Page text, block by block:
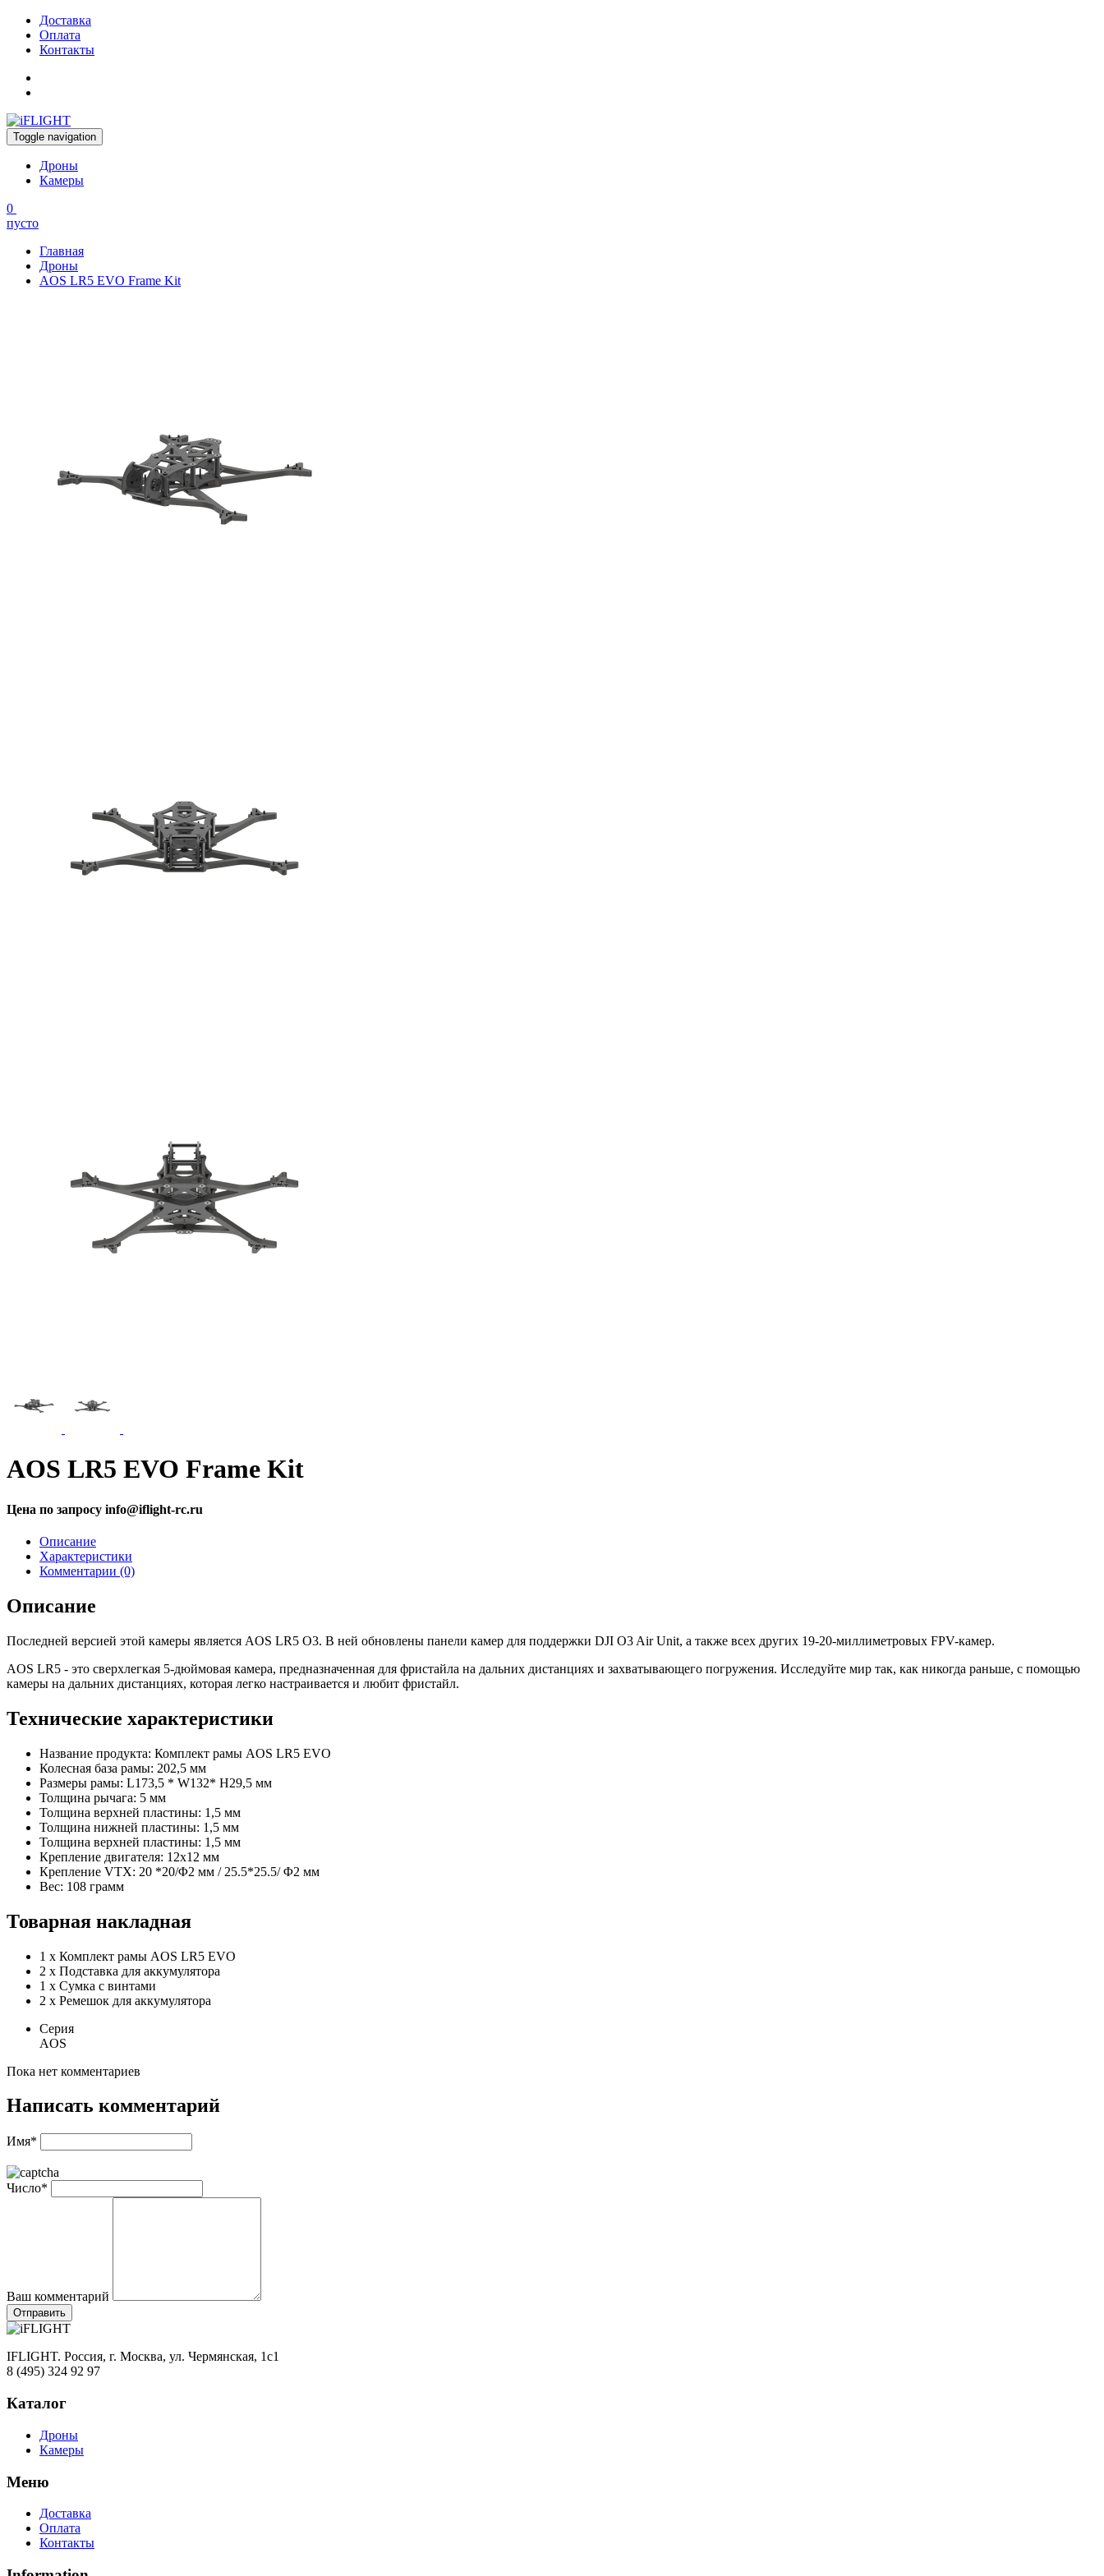
Доставка
Оплата
Контакты
Toggle navigation
Дроны
Камеры
0
пусто
Главная
Дроны
AOS LR5 EVO Frame Kit
AOS LR5 EVO Frame Kit
Цена по запросу info@iflight-rc.ru
Описание
Характеристики
Комментарии (0)
Описание
Последней версией этой камеры является AOS LR5 O3. В ней обновлены панели камер для поддержки DJI O3 Air Unit, а также всех других 19-20-миллиметровых FPV-камер.
AOS LR5 - это сверхлегкая 5-дюймовая камера, предназначенная для фристайла на дальних дистанциях и захватывающего погружения. Исследуйте мир так, как никогда раньше, с помощью
камеры на дальних дистанциях, которая легко настраивается и любит фристайл.
Технические характеристики
Название продукта: Комплект рамы AOS LR5 EVO
Колесная база рамы: 202,5 мм
Размеры рамы: L173,5 * W132* H29,5 мм
Толщина рычага: 5 мм
Толщина верхней пластины: 1,5 мм
Толщина нижней пластины: 1,5 мм
Толщина верхней пластины: 1,5 мм
Крепление двигателя: 12x12 мм
Крепление VTX: 20 *20/Φ2 мм / 25.5*25.5/ Φ2 мм
Вес: 108 грамм
Товарная накладная
1 х Комплект рамы AOS LR5 EVO
2 x Подставка для аккумулятора
1 х Сумка с винтами
2 х Ремешок для аккумулятора
Серия
AOS
Пока нет комментариев
Написать комментарий
Имя*
Число*
Ваш комментарий
Отправить
IFLIGHT. Россия, г. Москва, ул. Чермянская, 1с1
8 (495) 324 92 97
Каталог
Дроны
Камеры
Меню
Доставка
Оплата
Контакты